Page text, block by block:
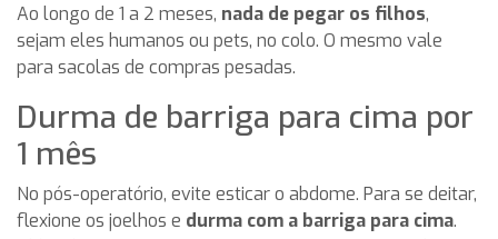
Ao longo de 1 a 2 meses, nada de pegar os filhos,
sejam eles humanos ou pets, no colo. O mesmo vale
para sacolas de compras pesadas.
Durma de barriga para cima por
1 mês
No pós-operatório, evite esticar o abdome. Para se deitar,
flexione os joelhos e durma com a barriga para cima.